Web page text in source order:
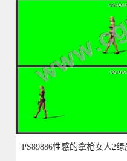
PS89886性感的拿枪女人2